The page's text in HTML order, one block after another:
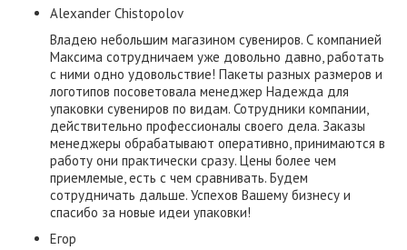
Alexander Chistopolov
Владею небольшим магазином сувениров. С компанией
Максима сотрудничаем уже довольно давно, работать
с ними одно удовольствие! Пакеты разных размеров и
логотипов посоветовала менеджер Надежда для
упаковки сувениров по видам. Сотрудники компании,
действительно профессионалы своего дела. Заказы
менеджеры обрабатывают оперативно, принимаются в
работу они практически сразу. Цены более чем
приемлемые, есть с чем сравнивать. Будем
сотрудничать дальше. Успехов Вашему бизнесу и
спасибо за новые идеи упаковки!
Егор